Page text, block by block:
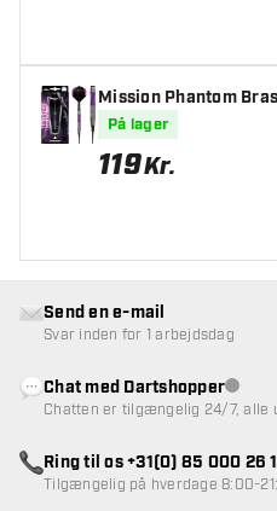
Mission Phantom
pile
På lager
119Kr.
Send en e-mail
Svar inden for 1 arbejdsdag
Chat med Dartshopper
Chatten er tilgængelig 24/7, alle
Ring til os +31(0) 85 000 26
Tilgængelig på hverdage 8:00-